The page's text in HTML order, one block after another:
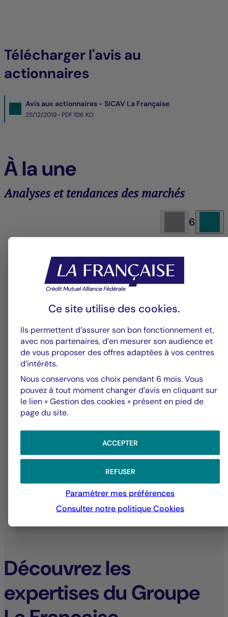
Télécharger l'avis au
actionnaires
Avis aux actionnaires - SICAV La Française
25/12/2019- PDF106 KO
À la une
Analyses et tendances des marchés
6
Groupe La Française
Alerte fraude – Restez vigilants
TOUTES LES ACTUALITÉS
Découvrez les
expertises du Groupe
Ce site utilise des cookies.
Ils permettent d’assurer son bon fonctionnement et,
avec nos partenaires, d’en mesurer son audience et
de vous proposer des offres adaptées à vos centres
d’intérêts.
Nous conservons vos choix pendant 6 mois. Vous
pouvez à tout moment changer d’avis en cliquant sur
le lien « Gestion des cookies » présent en pied de
page du site.
ACCEPTER
REFUSER
Paramétrer mes préférences
Consulter notre politiqueCookies